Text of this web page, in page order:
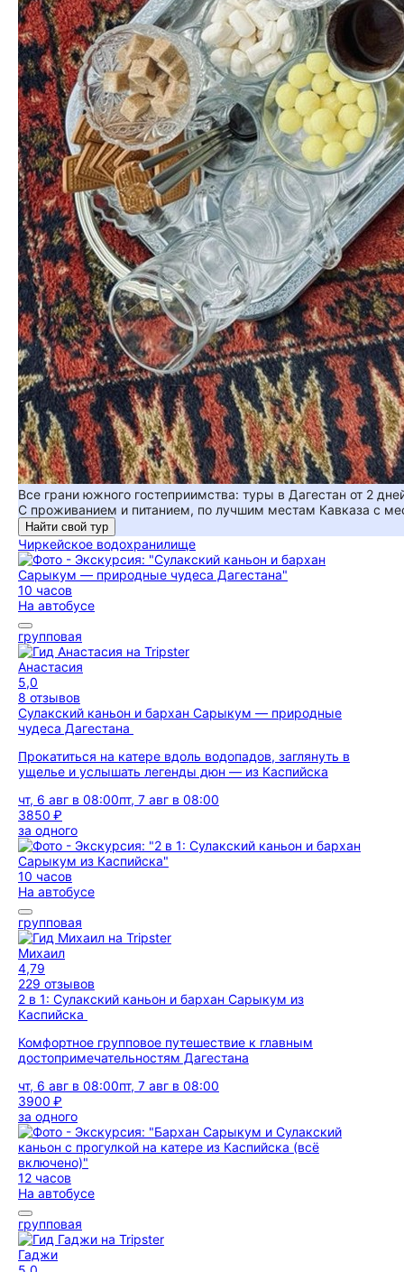
Все грани южного гостеприимства: туры в Дагестан от 2
С проживанием и питанием, по лучшим местам Кавказа с
Найти свой тур
Чиркейское водохранилище
10 часов
На автобусе
групповая
Анастасия
5,0
8 отзывов
Сулакский каньон и бархан Сарыкум — природные
чудеса Дагестана
Прокатиться на катере вдоль водопадов, заглянуть в
ущелье и услышать легенды дюн — из Каспийска
чт, 6 авг в 08:00пт, 7 авг в 08:00
3850 ₽
за одного
10 часов
На автобусе
групповая
Михаил
4,79
229 отзывов
2 в 1: Сулакский каньон и бархан Сарыкум из
Каспийска
Комфортное групповое путешествие к главным
достопримечательностям Дагестана
чт, 6 авг в 08:00пт, 7 авг в 08:00
3900 ₽
за одного
12 часов
На автобусе
групповая
Гаджи